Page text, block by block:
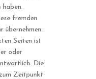
haben.
fremden
übernehmen.
Seiten ist
oder
Die
Zeitpunkt